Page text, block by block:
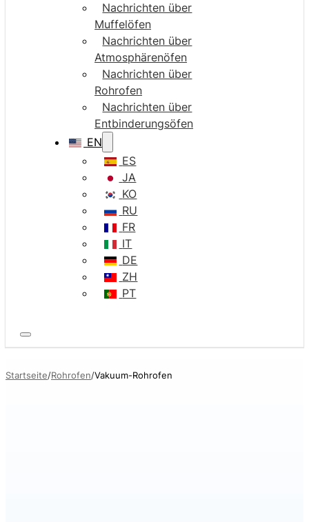
Nachrichten über
Muffelöfen
Nachrichten über
Atmosphärenöfen
Nachrichten über
Rohrofen
Nachrichten über
Entbinderungsöfen
EN
ES
JA
KO
RU
FR
IT
DE
ZH
PT
Startseite Rohrofen Vakuum-Rohrofen